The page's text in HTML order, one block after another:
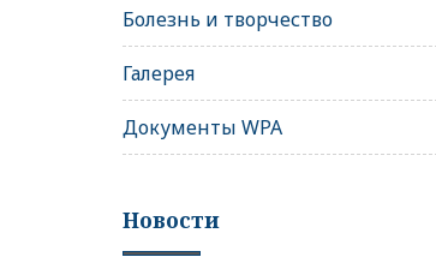
Болезнь и творчество
Галерея
Документы WPA
Новости